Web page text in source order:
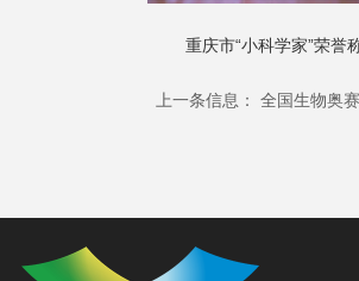
重庆市“小科学家”荣誉
上一条信息： 全国生物奥